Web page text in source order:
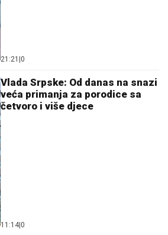
21:21 0
Vlada Srpske: Od danas na snazi
veća primanja za porodice sa
četvoro i više djece
11:14 0